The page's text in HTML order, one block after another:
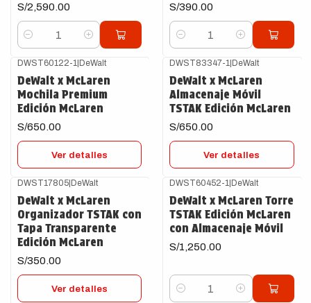
S/2,590.00
Cantidad
S/390.00
Cantidad
DWST60122-1 |DeWalt
DeWalt x McLaren
Mochila Premium
Edición McLaren
S/650.00
Ver detalles
DWST83347-1 |DeWalt
DeWalt x McLaren
Almacenaje Móvil
TSTAK Edición McLaren
S/650.00
Ver detalles
DWST17805|DeWalt
DeWalt x McLaren
Organizador TSTAK con
Tapa Transparente
Edición McLaren
S/350.00
Ver detalles
DWST60452-1 |DeWalt
DeWalt x McLaren Torre
TSTAK Edición McLaren
con Almacenaje Móvil
S/1,250.00
Cantidad